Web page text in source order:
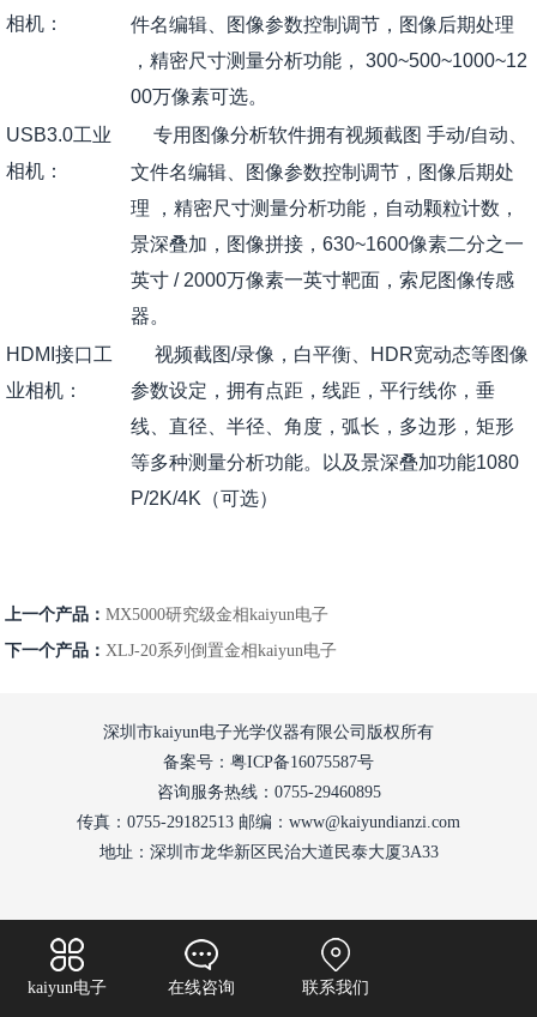
相机：
件名编辑、图像参数控制调节，图像后期处理
，精密尺寸测量分析功能， 300~500~1000~12
00万像素可选。
USB3.0工业
相机：
专用图像分析软件拥有视频截图 手动/自动、
文件名编辑、图像参数控制调节，图像后期处
理 ，精密尺寸测量分析功能，自动颗粒计数，
景深叠加，图像拼接，630~1600像素二分之一
英寸 / 2000万像素一英寸靶面，索尼图像传感
器。
HDMI接口工
业相机：
视频截图/录像，白平衡、HDR宽动态等图像
参数设定，拥有点距，线距，平行线你，垂
线、直径、半径、角度，弧长，多边形，矩形
等多种测量分析功能。以及景深叠加功能1080
P/2K/4K（可选）
上一个产品：MX5000研究级金相kaiyun电子
下一个产品：XLJ-20系列倒置金相kaiyun电子
深圳市kaiyun电子光学仪器有限公司版权所有
备案号：粤ICP备16075587号
咨询服务热线：0755-29460895
传真：0755-29182513 邮编：www@kaiyundianzi.com
地址：深圳市龙华新区民治大道民泰大厦3A33
kaiyun电子 在线咨询 联系我们